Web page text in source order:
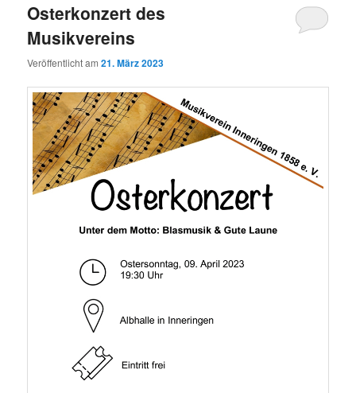
Osterkonzert des
Musikvereins
Veröffentlicht am21. März 2023